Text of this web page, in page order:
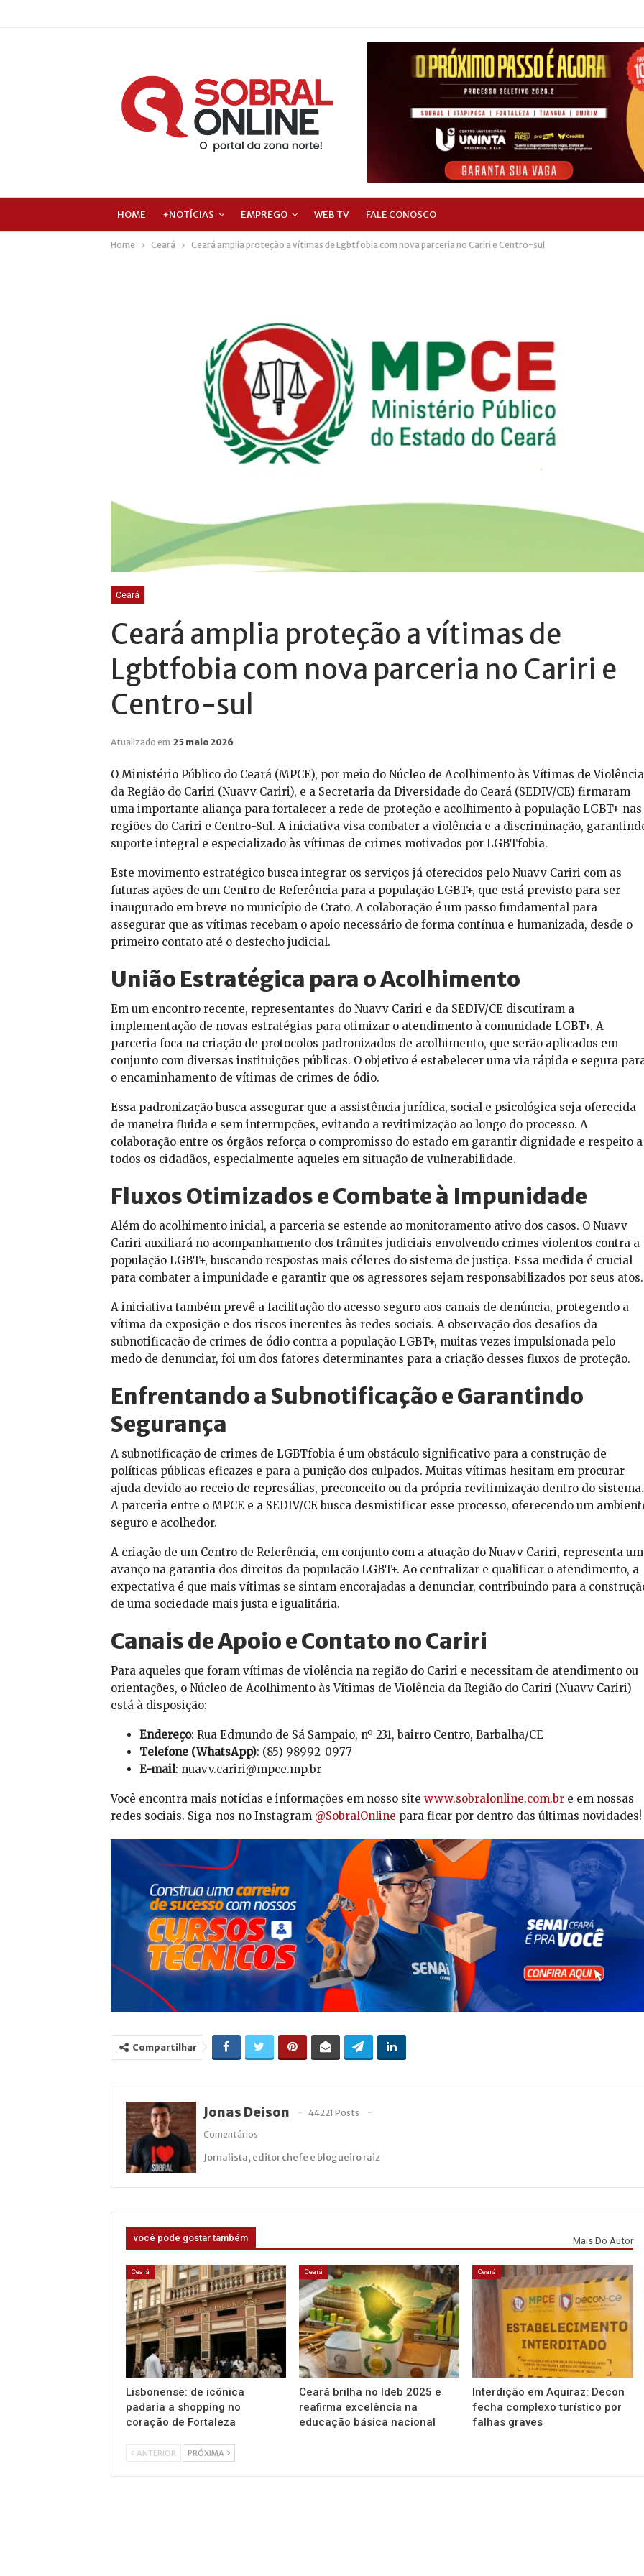
HOME +NOTÍCIAS EMPREGO WEB TV FALE CONOSCO
Home Ceará Ceará amplia proteção a vítimas de Lgbtfobia com nova parceria no Cariri e Centro-sul
Ceará
Ceará amplia proteção a vítimas de
Lgbtfobia com nova parceria no Cariri e
Centro-sul
Atualizado em 25 maio 2026
O Ministério Público do Ceará (MPCE), por meio do Núcleo de Acolhimento às Vítimas de Violência
da Região do Cariri (Nuavv Cariri), e a Secretaria da Diversidade do Ceará (SEDIV/CE) firmaram
uma importante aliança para fortalecer a rede de proteção e acolhimento à população LGBT+ nas
regiões do Cariri e Centro-Sul. A iniciativa visa combater a violência e a discriminação,
suporte integral e especializado às vítimas de crimes motivados por LGBTfobia.
Este movimento estratégico busca integrar os serviços já oferecidos pelo Nuavv Cariri com as
futuras ações de um Centro de Referência para a população LGBT+, que está previsto para ser
inaugurado em breve no município de Crato. A colaboração é um passo fundamental para
assegurar que as vítimas recebam o apoio necessário de forma contínua e humanizada, desde o
primeiro contato até o desfecho judicial.
União Estratégica para o Acolhimento
Em um encontro recente, representantes do Nuavv Cariri e da SEDIV/CE discutiram a
implementação de novas estratégias para otimizar o atendimento à comunidade LGBT+. A
parceria foca na criação de protocolos padronizados de acolhimento, que serão aplicados em
conjunto com diversas instituições públicas. O objetivo é estabelecer uma via rápida e segura
o encaminhamento de vítimas de crimes de ódio.
Essa padronização busca assegurar que a assistência jurídica, social e psicológica seja oferecida
de maneira fluida e sem interrupções, evitando a revitimização ao longo do processo. A
colaboração entre os órgãos reforça o compromisso do estado em garantir dignidade e respeito a
todos os cidadãos, especialmente aqueles em situação de vulnerabilidade.
Fluxos Otimizados e Combate à Impunidade
Além do acolhimento inicial, a parceria se estende ao monitoramento ativo dos casos. O Nuavv
Cariri auxiliará no acompanhamento dos trâmites judiciais envolvendo crimes violentos contra a
população LGBT+, buscando respostas mais céleres do sistema de justiça. Essa medida é crucial
para combater a impunidade e garantir que os agressores sejam responsabilizados por seus atos.
A iniciativa também prevê a facilitação do acesso seguro aos canais de denúncia, protegendo a
vítima da exposição e dos riscos inerentes às redes sociais. A observação dos desafios da
subnotificação de crimes de ódio contra a população LGBT+, muitas vezes impulsionada pelo
medo de denunciar, foi um dos fatores determinantes para a criação desses fluxos de proteção.
Enfrentando a Subnotificação e Garantindo
Segurança
A subnotificação de crimes de LGBTfobia é um obstáculo significativo para a construção de
políticas públicas eficazes e para a punição dos culpados. Muitas vítimas hesitam em procurar
ajuda devido ao receio de represálias, preconceito ou da própria revitimização dentro do sistema.
A parceria entre o MPCE e a SEDIV/CE busca desmistificar esse processo, oferecendo um
seguro e acolhedor.
A criação de um Centro de Referência, em conjunto com a atuação do Nuavv Cariri, representa um
avanço na garantia dos direitos da população LGBT+. Ao centralizar e qualificar o atendimento, a
expectativa é que mais vítimas se sintam encorajadas a denunciar, contribuindo para a
de uma sociedade mais justa e igualitária.
Canais de Apoio e Contato no Cariri
Para aqueles que foram vítimas de violência na região do Cariri e necessitam de atendimento ou
orientações, o Núcleo de Acolhimento às Vítimas de Violência da Região do Cariri (Nuavv Cariri)
está à disposição:
Endereço: Rua Edmundo de Sá Sampaio, nº 231, bairro Centro, Barbalha/CE
Telefone (WhatsApp): (85) 98992-0977
E-mail: nuavv.cariri@mpce.mp.br
Você encontra mais notícias e informações em nosso site www.sobralonline.com.bre em nossas
redes sociais. Siga-nos no Instagram @SobralOnline para ficar por dentro das últimas novidades!
Compartilhar
Jonas Deison
44221 Posts
Comentários
Jornalista, editor chefe e blogueiro raiz
você pode gostar também Mais Do Autor
Ceará
Lisbonense: de icônica
padaria a shopping no
coração de Fortaleza
Ceará
Ceará brilha no Ideb 2025 e
reafirma excelência na
educação básica nacional
Ceará
Interdição em Aquiraz: Decon
fecha complexo turístico por
falhas graves
ANTERIOR PRÓXIMA